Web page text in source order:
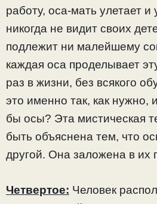
работу, оса-мать улетает
никогда не видит своих
подлежит ни малейшему
каждая оса проделывает
раз в жизни, без всякого
это именно так, как нужно,
бы осы? Эта мистическая
быть объяснена тем, что
другой. Она заложена в их
Четвертое: Человек